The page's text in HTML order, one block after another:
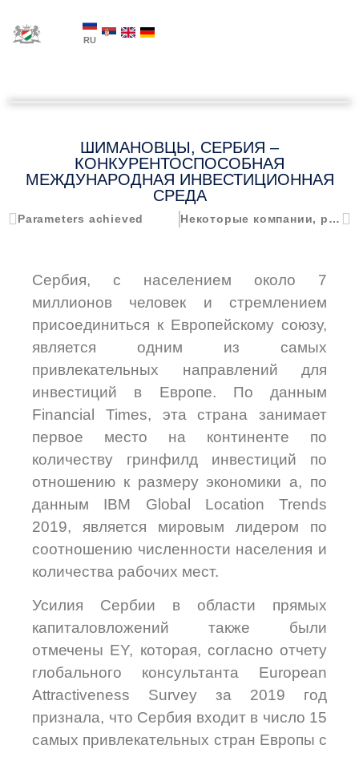
RU
ШИМАНОВЦЫ, СЕРБИЯ –
КОНКУРЕНТОСПОСОБНАЯ
МЕЖДУНАРОДНАЯ ИНВЕСТИЦИОННАЯ
СРЕДА
Parameters achieved Некоторые компании, расположенные в Шимановцах
Сербия, с населением около 7
миллионов человек и стремлением
присоединиться к Европейскому союзу,
является одним из самых
привлекательных направлений для
инвестиций в Европе. По данным
Financial Times, эта страна занимает
первое место на континенте по
количеству гринфилд инвестиций по
отношению к размеру экономики а, по
данным IBM Global Location Trends
2019, является мировым лидером по
соотношению численности населения и
количества рабочих мест.
Усилия Сербии в области прямых
капиталовложений также были
отмечены EY, которая, согласно отчету
глобального консультанта European
Attractiveness Survey за 2019 год
признала, что Сербия входит в число 15
самых привлекательных стран Европы с